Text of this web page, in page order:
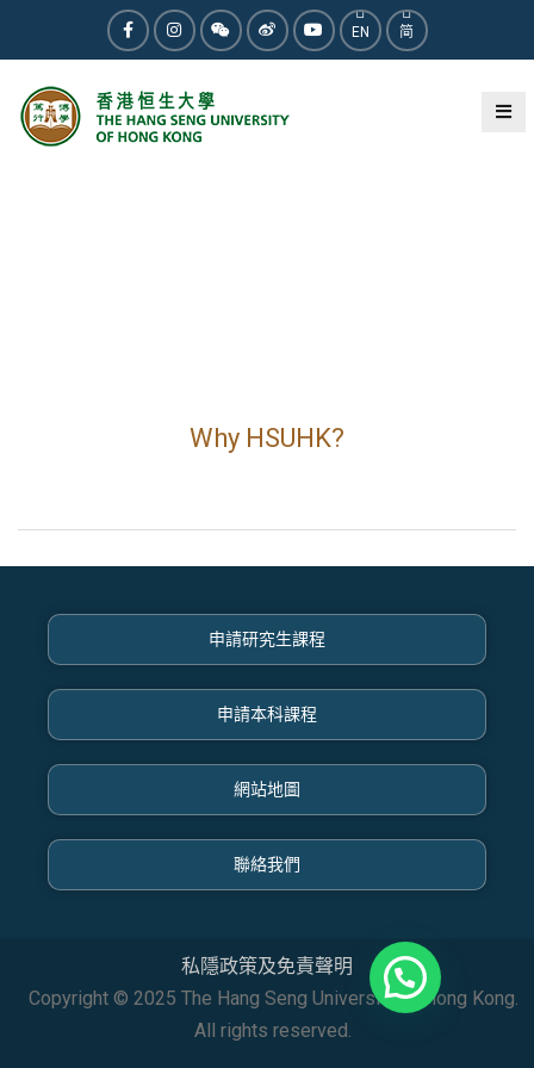
EN 简
Why HSUHK?
申請研究生課程
申請本科課程
網站地圖
聯絡我們
私隱政策及免責聲明
Copyright © 2025 The Hang Seng University of Hong Kong.
All rights reserved.